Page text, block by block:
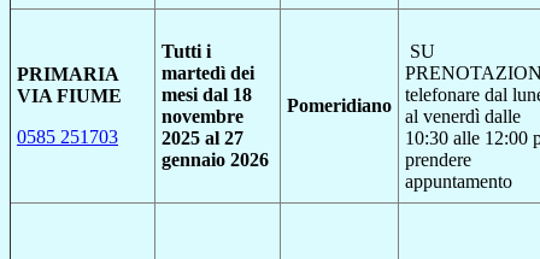
PRIMARIA
VIA FIUME
0585 251703
Tutti i
martedì dei
mesi dal 18
novembre
2025 al 27
gennaio 2026
Pomeridiano
SU
telefonare dal
al venerdì dalle
10:30 alle 12:00
prendere
appuntamento